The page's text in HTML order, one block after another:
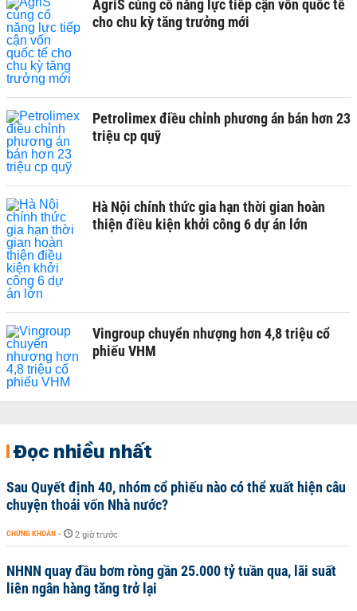
AgriS củng cố năng lực tiếp cận vốn quốc tế
cho chu kỳ tăng trưởng mới
Petrolimex điều chỉnh phương án bán hơn 23
triệu cp quỹ
Hà Nội chính thức gia hạn thời gian hoàn
thiện điều kiện khởi công 6 dự án lớn
Vingroup chuyển nhượng hơn 4,8 triệu cổ
phiếu VHM
Đọc nhiều nhất
Sau Quyết định 40, nhóm cổ phiếu nào có thể xuất hiện câu
chuyện thoái vốn Nhà nước?
CHỨNG KHOÁN - 2 giờ trước
NHNN quay đầu bơm ròng gần 25.000 tỷ tuần qua, lãi suất
liên ngân hàng tăng trở lại